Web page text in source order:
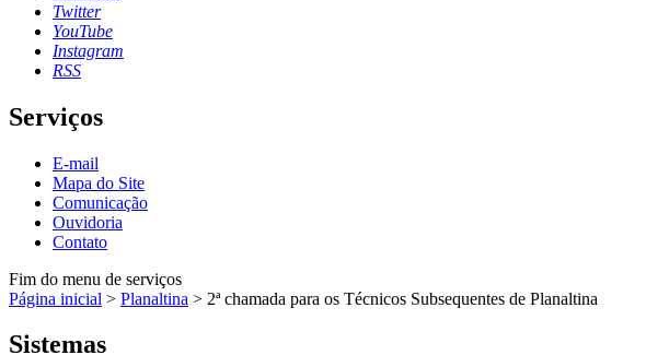
Twitter
YouTube
Instagram
RSS
Serviços
E-mail
Mapa do Site
Comunicação
Ouvidoria
Contato
Fim do menu de serviços
Página inicial > Planaltina > 2ª chamada para os Técnicos Subsequentes de Planaltina
Sistemas